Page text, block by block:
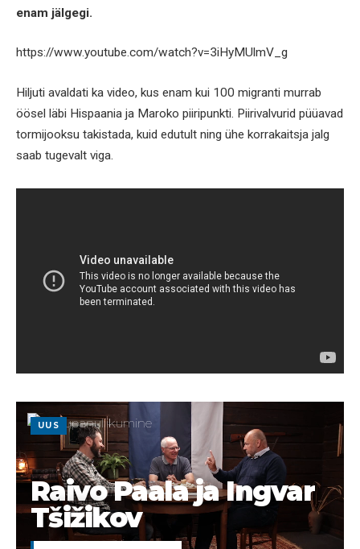
enam jälgegi.
https://www.youtube.com/watch?v=3iHyMUlmV_g
Hiljuti avaldati ka video, kus enam kui 100 migranti murrab
öösel läbi Hispaania ja Maroko piiripunkti. Piirivalvurid püüavad
tormijooksu takistada, kuid edutult ning ühe korrakaitsja jalg
saab tugevalt viga.
UUS
Raivo Paala ja Ingvar
Tšižikov